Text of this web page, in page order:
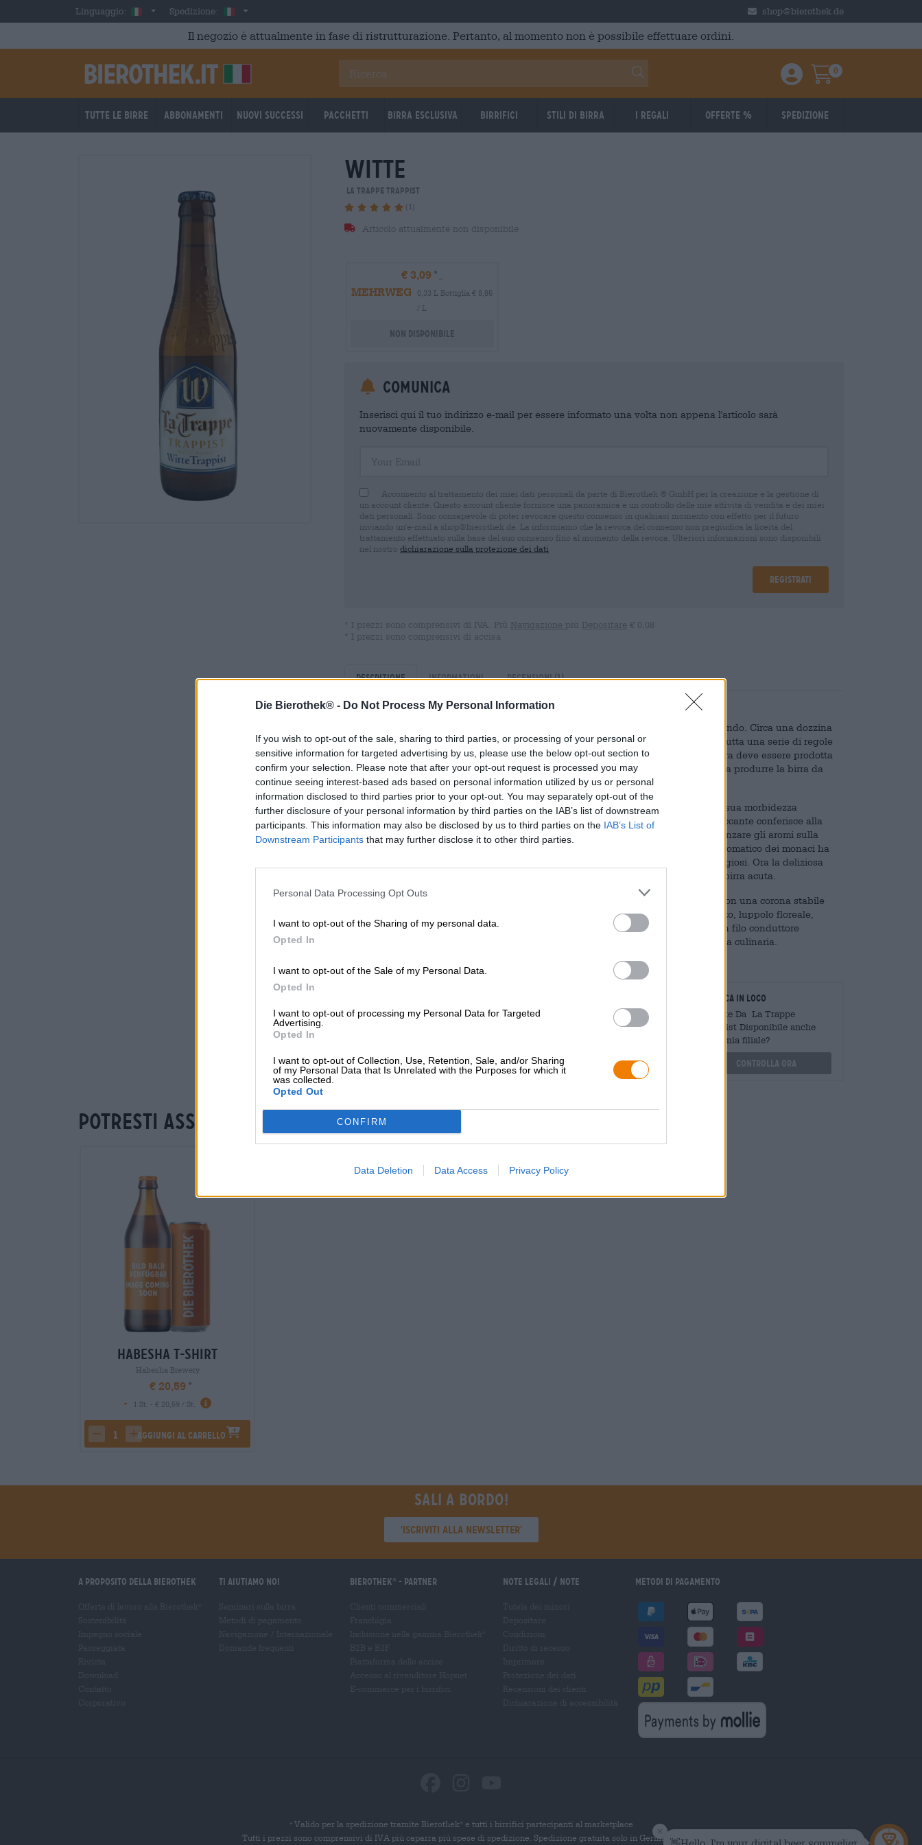
Die Bierothek® - Do Not Process My Personal Information
If you wish to opt-out of the sale, sharing to third parties, or processing of your personal or
sensitive information for targeted advertising by us, please use the below opt-out section to
confirm your selection. Please note that after your opt-out request is processed you may
continue seeing interest-based ads based on personal information utilized by us or personal
information disclosed to third parties prior to your opt-out. You may separately opt-out of the
further disclosure of your personal information by third parties on the IAB’s list of downstream
participants. This information may also be disclosed by us to third parties on the IAB’s List of
Downstream Participants that may further disclose it to other third parties.
Personal Data Processing Opt Outs
I want to opt-out of the Sharing of my personal data.
Opted In
I want to opt-out of the Sale of my Personal Data.
Opted In
I want to opt-out of processing my Personal Data for Targeted
Advertising.
Opted In
I want to opt-out of Collection, Use, Retention, Sale, and/or Sharing
of my Personal Data that Is Unrelated with the Purposes for which it
was collected.
Opted Out
CONFIRM
Data Deletion Data Access Privacy Policy
Skip to main contentLinguaggio: ItalianSpedizione: Italia shop@bierothek.de
Il negozio è attualmente in fase di ristrutturazione. Pertanto, al momento non è possibile effettuare ordini.
Einloggen / Anmelden
Warenkorb
0
Tutte le birre Abbonamenti Nuovi successi Pacchetti Birra Esclusiva Birrifici Stili di birra I regali Offerte % Spedizione
witte
La Trappe Trappist
(1)
Articolo attualmente non disponibile
€ 3,09
MEHRWEG
0,33 L Bottiglia € 8,85
/ L
Non disponibile
Comunica
Inserisci qui il tuo indirizzo e-mail per essere informato una volta non appena l'articolo sarà
nuovamente disponibile.
Acconsento al trattamento dei miei dati personali da parte di Bierothek ® GmbH per la creazione e la gestione di
un account cliente. Questo account cliente fornisce una panoramica e un controllo delle mie attività di vendita e dei miei
dati personali. Sono consapevole di poter revocare questo consenso in qualsiasi momento con effetto per il futuro
inviando un'e-mail a shop@bierothek.de. La informiamo che la revoca del consenso non pregiudica la liceità del
trattamento effettuato sulla base del suo consenso fino al momento della revoca. Ulteriori informazioni sono disponibili
nel nostro dichiarazione sulla protezione dei dati
Registrati
* I prezzi sono comprensivi di IVA. Più Navigazione più Depositare € 0,08
* I prezzi sono comprensivi di accisa
Descrizione Informazioni Recensioni(1)
La Trappe Witte Trappist è la prima birra bianca con il raro sigillo trappista al mondo. Circa una dozzina
di birrifici possono chiamare le loro creazioni birra trappista e devono rispettare tutta una serie di regole
rigide per ricevere questo riconoscimento. Il più importante di questi è che la birra deve essere prodotta
sotto la supervisione dei monaci trappisti. In molti casi sono addirittura i monaci a produrre la birra da
soli.
La Trappes White Ale è una delicata specialità di birra gialla che colpisce per la sua morbidezza
vellutata, il carattere equilibrato del malto e la fine acidità. La carbonatazione piccante conferisce alla
birra un’eleganza e una leggerezza speciali: migliaia di piccole perle lasciano danzare gli aromi sulla
lingua e rendono la Witte Trappist un piacere rinfrescante della birra. Il lavoro aromatico dei monaci ha
una grande base di fan nei Paesi Bassi e lì ha già ricevuto numerosi premi prestigiosi. Ora la deliziosa
birra sta conquistando i paesi di lingua tedesca e placando anche qui la sete di birra acuta.
La birra bionda chiara mostra una leggera torbidità nel bicchiere ed è decorata con una corona stabile
di schiuma bianca come la neve. Aromi di malto di frumento delicatamente tostato, luppolo floreale,
agrumi aspri, pesca, albicocca, pepe bianco e chiodi di garofano corrono come un filo conduttore
attraverso l’aroma e il gusto e rendono La Trappes Witte Trappist una vera delizia culinaria.
BIRRA
Du willst größere Mengen
günstiger einkaufen?
Verifica in loco
È Witte Da La Trappe
Trappist Disponibile anche
nella mia filiale?
Controlla ora
Potresti assaggiare anche quello
Habesha T-Shirt
Habesha Brewery
€ 20,59
-
1 St. - € 20,59 / St.
decrease quantity
increase quantity
Aggiungi al carrello
Sali a bordo!
'Iscriviti alla newsletter'
A proposito della Bierothek Ti aiutiamo noi Bierothek - Partner Note legali / Note Metodi di pagamento
* Valido per la spedizione tramite Bierothek
e tutti i birrifici partecipanti al marketplace
Tutti i prezzi sono comprensivi di IVA più caparra più spese di spedizione. Spedizione gratuita solo in Germania.